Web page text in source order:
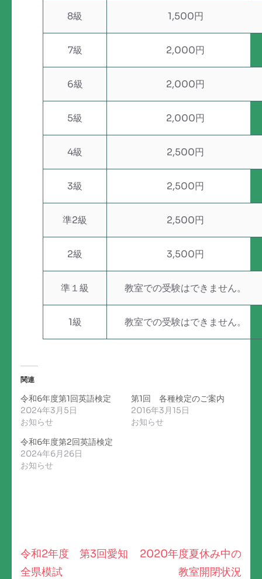
8級 1,500円
7級 2,000円
6級 2,000円
5級 2,000円
4級 2,500円
3級 2,500円
準2級 2,500円
2級 3,500円
準１級 教室での受験はできません。
1級 教室での受験はできません。
関連
令和6年度第1回英語検定
2024年3月5日
お知らせ
第1回 各種検定のご案内
2016年3月15日
お知らせ
令和6年度第2回英語検定
2024年6月26日
お知らせ
投
令和2年度 第3回愛知
全県模試
2020年度夏休み中の
教室開閉状況